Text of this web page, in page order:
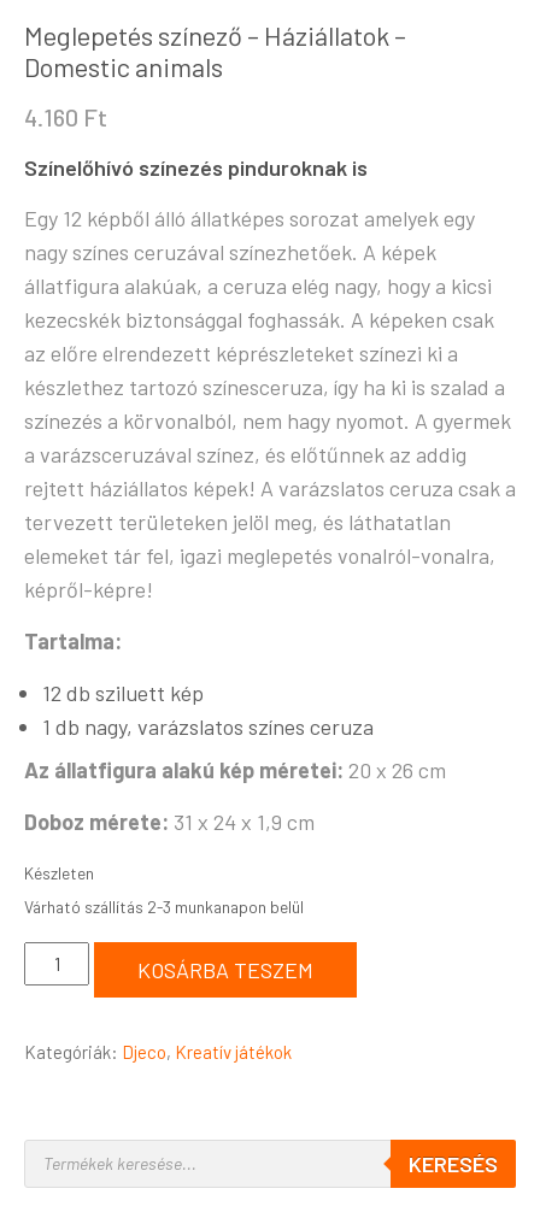
Meglepetés színező – Háziállatok –
Domestic animals
4.160 Ft
Színelőhívó színezés pinduroknak is
Egy 12 képből álló állatképes sorozat amelyek egy
nagy színes ceruzával színezhetőek. A képek
állatfigura alakúak, a ceruza elég nagy, hogy a kicsi
kezecskék biztonsággal foghassák. A képeken csak
az előre elrendezett képrészleteket színezi ki a
készlethez tartozó színesceruza, így ha ki is szalad a
színezés a körvonalból, nem hagy nyomot. A gyermek
a varázsceruzával színez, és előtűnnek az addig
rejtett háziállatos képek! A varázslatos ceruza csak a
tervezett területeken jelöl meg, és láthatatlan
elemeket tár fel, igazi meglepetés vonalról-vonalra,
képről-képre!
Tartalma:
12 db sziluett kép
1 db nagy, varázslatos színes ceruza
Az állatfigura alakú kép méretei: 20 x 26 cm
Doboz mérete: 31 x 24 x 1,9 cm
Készleten
KOSÁRBA TESZEM
Kategóriák: Djeco, Kreatív játékok
KERESÉS